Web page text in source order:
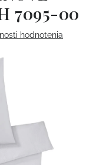
7095-00
hodnotenia